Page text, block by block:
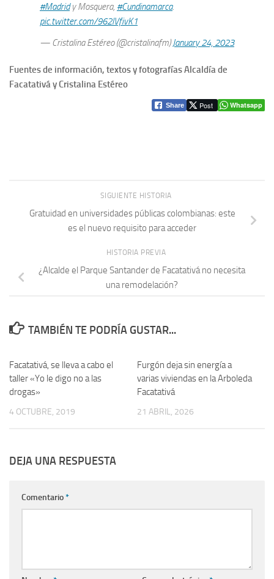
#Madridy Mosquera, #Cundinamarca.
pic.twitter.com/962lVfivK1
— Cristalina Estéreo (@cristalinafm)January 24, 2023
Fuentes de información, textos y fotografías Alcaldía de
Facatativá y Cristalina Estéreo
Share Post Whatsapp
SIGUIENTE HISTORIA
Gratuidad en universidades públicas colombianas: este
es el nuevo requisito para acceder
HISTORIA PREVIA
¿Alcalde el Parque Santander de Facatativá no necesita
una remodelación?
TAMBIÉN TE PODRÍA GUSTAR...
Facatativá, se lleva a cabo el
taller «Yo le digo no a las
drogas»
4 OCTUBRE, 2019
Furgón deja sin energía a
varias viviendas en la Arboleda
Facatativá
21 ABRIL, 2026
DEJA UNA RESPUESTA
Comentario*